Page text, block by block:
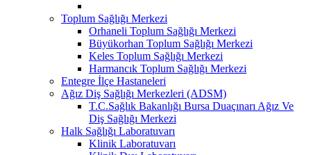
Toplum Sağlığı Merkezi
Orhaneli Toplum Sağlığı Merkezi
Büyükorhan Toplum Sağlığı Merkezi
Keles Toplum Sağlığı Merkezi
Harmancık Toplum Sağlığı Merkezi
Entegre İlçe Hastaneleri
Ağız Diş Sağlığı Merkezleri (ADSM)
T.C.Sağlık Bakanlığı Bursa Duaçınarı Ağız Ve
Diş Sağlığı Merkezi
Halk Sağlığı Laboratuvarı
Klinik Laboratuvarı